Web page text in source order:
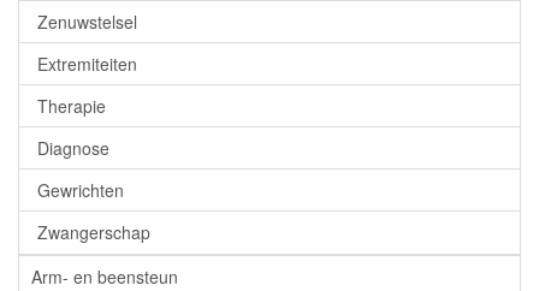
Zenuwstelsel
Extremiteiten
Therapie
Diagnose
Gewrichten
Zwangerschap
Arm- en beensteun